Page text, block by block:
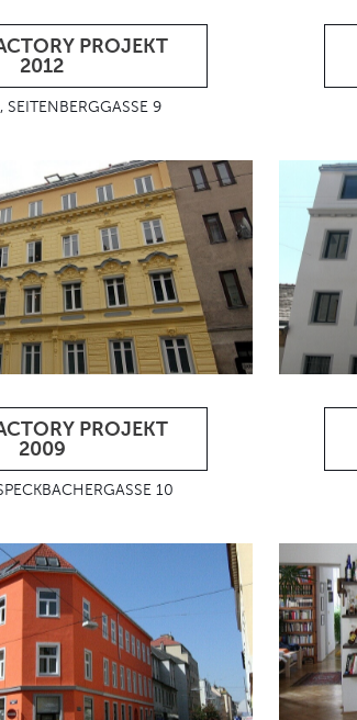
PROJEKT
2012
SEITENBERGGASSE 9
PROJEKT
2009
10